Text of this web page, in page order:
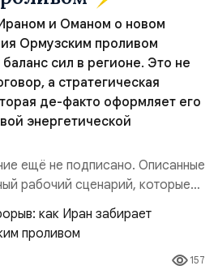
и Оманом о новом
Ормузским проливом
сил в регионе. Это не
а стратегическая
де-факто оформляет его
энергетической
ещё не подписано. Описанные
рабочий сценарий, которые
ключевые
соглашения:. 1. Новые
Было: Ранее Иран и Оман
на паритетных началах —
157